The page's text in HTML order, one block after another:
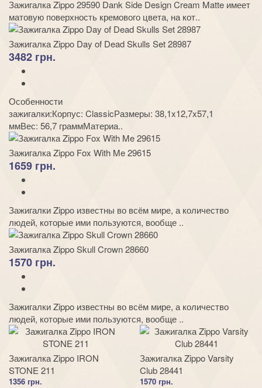
Зажигалка Zippo 29590 Dank Side Design Cream Matte имеет
матовую поверхность кремового цвета, на кот..
Зажигалка Zippo Day of Dead Skulls Set 28987
3482 грн.
Особенности
зажигалки:Корпус: ClassicРазмеры: 38,1x12,7x57,1
ммВес: 56,7 граммМатериа..
Зажигалка Zippo Fox With Me 29615
1659 грн.
Зажигалки Zippo известны во всём мире, а количество
людей, которые ими пользуются, вообще ..
Зажигалка Zippo Skull Crown 28660
1570 грн.
Зажигалки Zippo известны во всём мире, а количество
людей, которые ими пользуются, вообще ..
Зажигалка Zippo IRON
STONE 211
1356 грн.
Зажигалка Zippo Varsity
Club 28441
1570 грн.